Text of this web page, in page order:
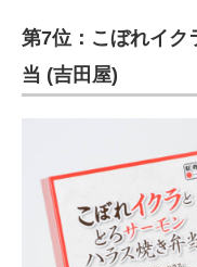
第7位：こぼれイク
当 (吉田屋)